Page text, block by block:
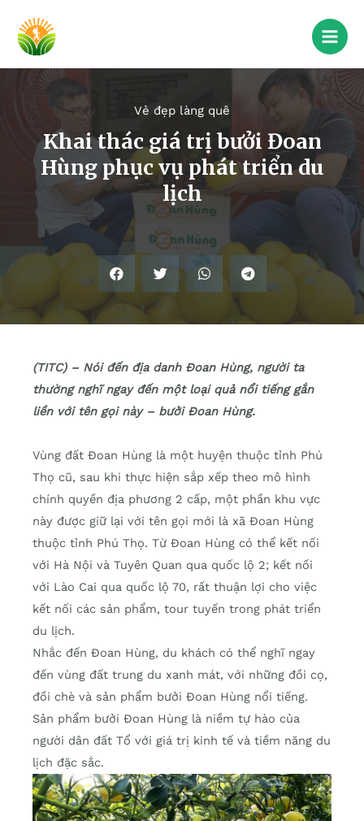
Vẻ đẹp làng quê
Khai thác giá trị bưởi Đoan
Hùng phục vụ phát triển du
lịch
(TITC) – Nói đến địa danh Đoan Hùng, người ta
thường nghĩ ngay đến một loại quả nổi tiếng gắn
liền với tên gọi này – bưởi Đoan Hùng.
Vùng đất Đoan Hùng là một huyện thuộc tỉnh Phú
Thọ cũ, sau khi thực hiện sắp xếp theo mô hình
chính quyền địa phương 2 cấp, một phần khu vực
này được giữ lại với tên gọi mới là xã Đoan Hùng
thuộc tỉnh Phú Thọ. Từ Đoan Hùng có thể kết nối
với Hà Nội và Tuyên Quan qua quốc lộ 2; kết nối
với Lào Cai qua quốc lộ 70, rất thuận lợi cho việc
kết nối các sản phẩm, tour tuyến trong phát triển
du lịch.
Nhắc đến Đoan Hùng, du khách có thể nghĩ ngay
đến vùng đất trung du xanh mát, với những đồi cọ,
đồi chè và sản phẩm bưởi Đoan Hùng nổi tiếng.
Sản phẩm bưởi Đoan Hùng là niềm tự hào của
người dân đất Tổ với giá trị kinh tế và tiềm năng du
lịch đặc sắc.